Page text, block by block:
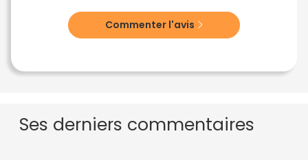
Commenter l'avis
Ses derniers commentaires